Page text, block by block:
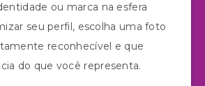
ou marca na esfera
seu perfil, escolha uma foto
reconhecível e que
do que você representa.